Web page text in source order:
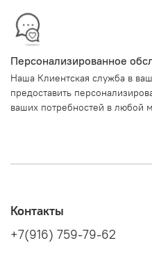
Персонализированное
Наша Клиентская служба в
предоставить
ваших потребностей в любой
Контакты
+7(916) 759-79-62